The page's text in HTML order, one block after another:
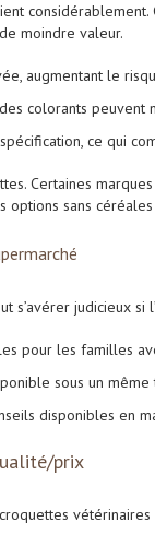
moindre valeur.
augmentant le
colorants peuvent
ce qui
Certaines
sans
s’avérer judicieux si
pour les familles
sous un même
disponibles en
prix